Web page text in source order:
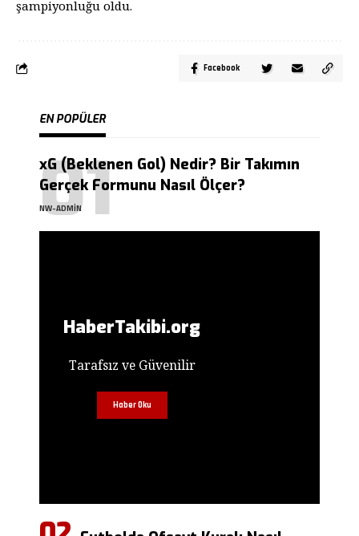
şampiyonluğu oldu.
Facebook
EN POPÜLER
xG (Beklenen Gol) Nedir? Bir Takımın
Gerçek Formunu Nasıl Ölçer?
NW-ADMIN
HaberTakibi.org
Tarafsız ve Güvenilir
Haber Oku